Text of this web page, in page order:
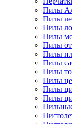
Пилы
Пилы
Пилы
Пилы
Пилы
Пилы
Пилы
Пилы
Пилы
Пилы
Пилы